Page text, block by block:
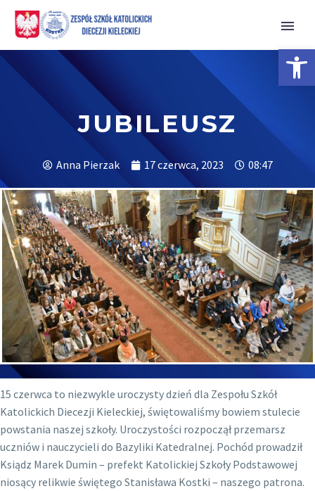
JUBILEUSZ
Anna Pierzak 17 czerwca, 2023 08:47
15 czerwca to niezwykle uroczysty dzień dla Zespołu Szkół
Katolickich Diecezji Kieleckiej, świętowaliśmy bowiem stulecie
powstania naszej szkoły. Uroczystości rozpoczął przemarsz
uczniów i nauczycieli do Bazyliki Katedralnej. Pochód prowadził
Ksiądz Marek Dumin – prefekt Katolickiej Szkoły Podstawowej
niosący relikwie świętego Stanisława Kostki – naszego patrona.